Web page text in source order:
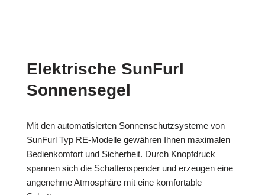
Elektrische SunFurl
Sonnensegel
Mit den automatisierten Sonnenschutzsysteme von
SunFurl Typ RE-Modelle gewähren Ihnen maximalen
Bedienkomfort und Sicherheit. Durch Knopfdruck
spannen sich die Schattenspender und erzeugen eine
angenehme Atmosphäre mit eine komfortable